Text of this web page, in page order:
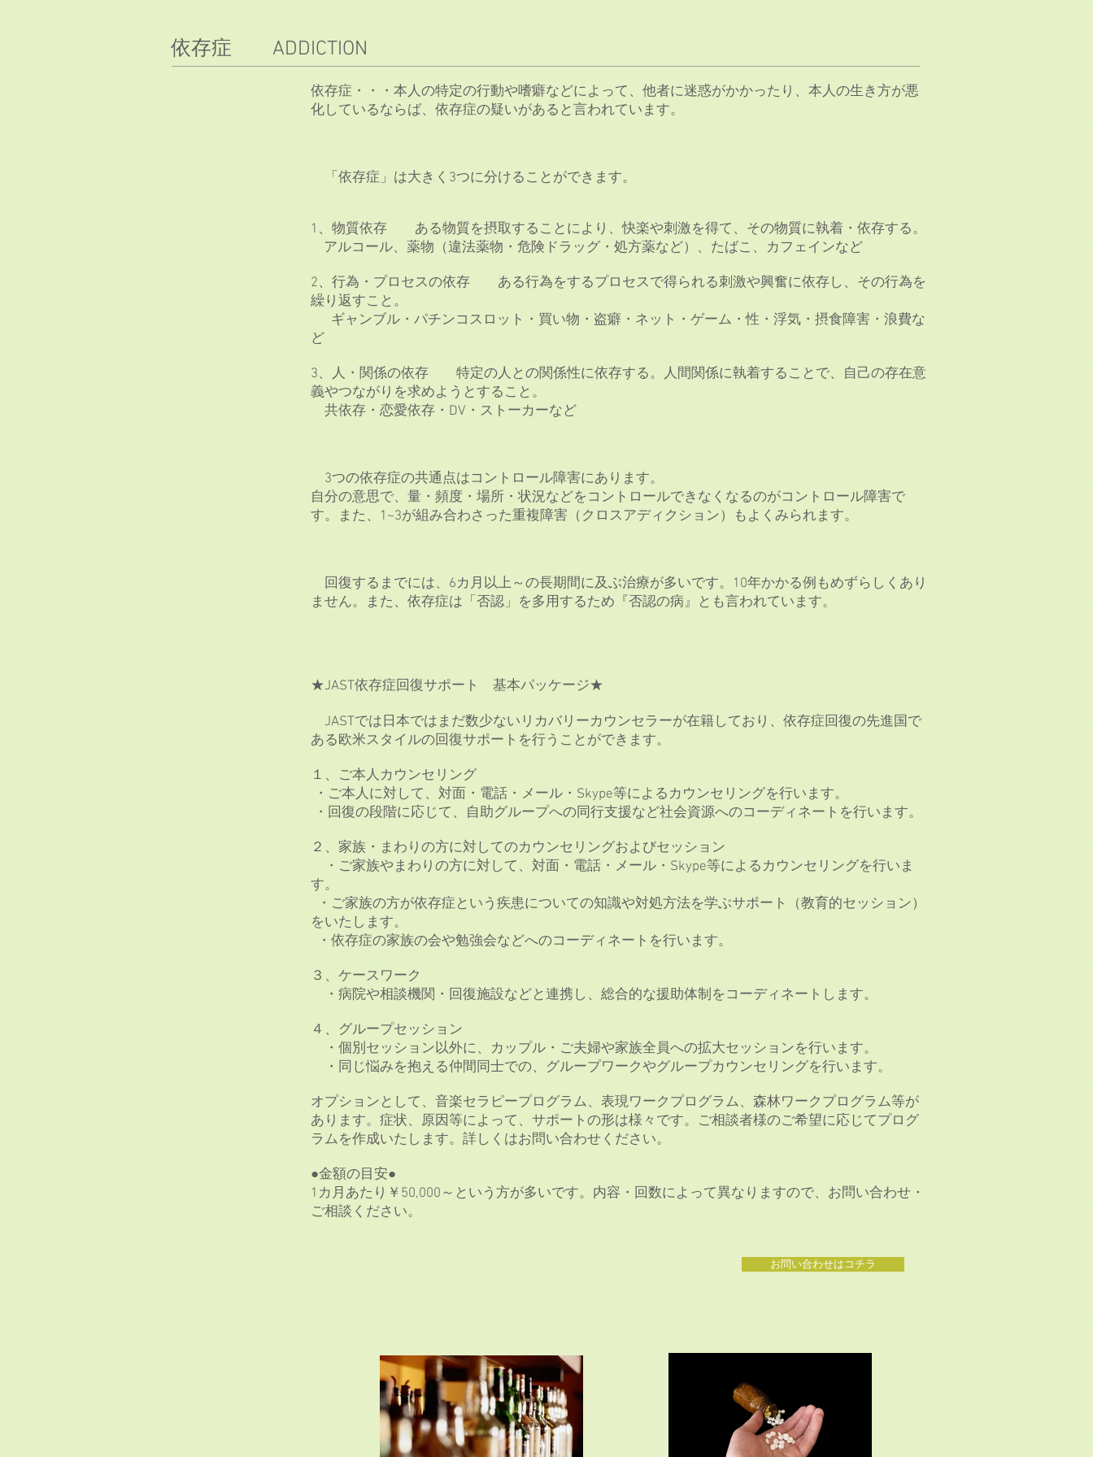
依存症 ADDICTION
依存症・・・本人の特定の行動や嗜癖などによって、他者に迷惑がかかったり、本人の生き方が悪
化しているならば、依存症の疑いがあると言われています。
「依存症」は大きく3つに分けることができます。
1、物質依存 ある物質を摂取することにより、快楽や刺激を得て、その物質に執着・依存する。
アルコール、薬物（違法薬物・危険ドラッグ・処方薬など）、たばこ、カフェインなど
2、行為・プロセスの依存 ある行為をするプロセスで得られる刺激や興奮に依存し、その行為を
繰り返すこと。
ギャンブル・パチンコスロット・買い物・盗癖・ネット・ゲーム・性・浮気・摂食障害・浪費な
ど
3、人・関係の依存 特定の人との関係性に依存する。人間関係に執着することで、自己の存在意
義やつながりを求めようとすること。
共依存・恋愛依存・DV・ストーカーなど
3つの依存症の共通点はコントロール障害にあります。
自分の意思で、量・頻度・場所・状況などをコントロールできなくなるのがコントロール障害で
す。また、1~3が組み合わさった重複障害（クロスアディクション）もよくみられます。
回復するまでには、6カ月以上～の長期間に及ぶ治療が多いです。10年かかる例もめずらしくあり
ません。また、依存症は「否認」を多用するため『否認の病』とも言われています。
★JAST依存症回復サポート 基本パッケージ★
JASTでは日本ではまだ数少ないリカバリーカウンセラーが在籍しており、依存症回復の先進国で
ある欧米スタイルの回復サポートを行うことができます。
１、ご本人カウンセリング
・ご本人に対して、対面・電話・メール・Skype等によるカウンセリングを行います。
・回復の段階に応じて、自助グループへの同行支援など社会資源へのコーディネートを行います。
２、家族・まわりの方に対してのカウンセリングおよびセッション
・ご家族やまわりの方に対して、対面・電話・メール・Skype等によるカウンセリングを行いま
す。
・ご家族の方が依存症という疾患についての知識や対処方法を学ぶサポート（教育的セッション）
をいたします。
・依存症の家族の会や勉強会などへのコーディネートを行います。
３、ケースワーク
・病院や相談機関・回復施設などと連携し、総合的な援助体制をコーディネートします。
４、グループセッション
・個別セッション以外に、カップル・ご夫婦や家族全員への拡大セッションを行います。
・同じ悩みを抱える仲間同士での、グループワークやグループカウンセリングを行います。
オプションとして、音楽セラピープログラム、表現ワークプログラム、森林ワークプログラム等が
あります。症状、原因等によって、サポートの形は様々です。ご相談者様のご希望に応じてプログ
ラムを作成いたします。詳しくはお問い合わせください。
●金額の目安●
1カ月あたり￥50,000～という方が多いです。内容・回数によって異なりますので、お問い合わせ・
ご相談ください。
お問い合わせはコチラ